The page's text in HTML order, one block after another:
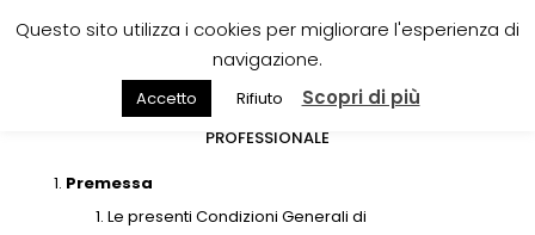
CONDIZIONI GENERALI DI COLLABORAZIONE
PROFESSIONALE
Premessa
Le presenti Condizioni Generali di
Questo sito utilizza i cookies per migliorare l'esperienza di
navigazione.
Accetto Rifiuto Scopri di più